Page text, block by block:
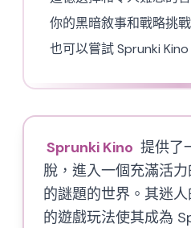
你的黑暗敘事和戰略挑
也可以嘗試 Sprunki
Sprunki Kino 提供了
脫，進入一個充滿活
的謎題的世界。其迷
的遊戲玩法使其成為